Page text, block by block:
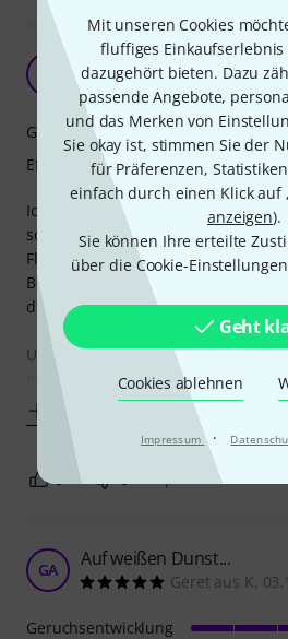
Mit unseren Cookies
fluffiges
dazugehört bieten. Dazu
passende Angebote,
und das Merken von
Sie okay ist, stimmen Sie der
für Präferenzen,
einfach durch einen Klick auf
anzeigen).
Sie können Ihre erteilte
über die Cookie-
Geht
Cookies ablehnen
Impressum ·
mit Abstand das Beste!!!!
Thomas3518
Ich schreib ja selten
sowas von geflasht. Bis dato
Fluid um die 10/15,-€ gehabt.
Bewertungen habe ich mich mal
dieses Fluid angeschafft.
Und die Investition hat sich wirklich
geruchsfreier Dunst, der sich auch
Geruchsentwicklung
Effizienz
0 0 BEWERTUNG
GA Auf weißen Dunst...
Geret aus K.
Geruchsentwicklung